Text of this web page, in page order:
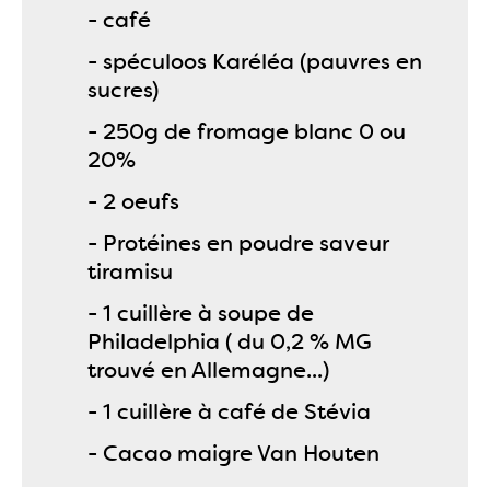
- café
- spéculoos Karéléa (pauvres en
sucres)
- 250g de fromage blanc 0 ou
20%
- 2 oeufs
- Protéines en poudre saveur
tiramisu
- 1 cuillère à soupe de
Philadelphia ( du 0,2 % MG
trouvé en Allemagne...)
- 1 cuillère à café de Stévia
- Cacao maigre Van Houten